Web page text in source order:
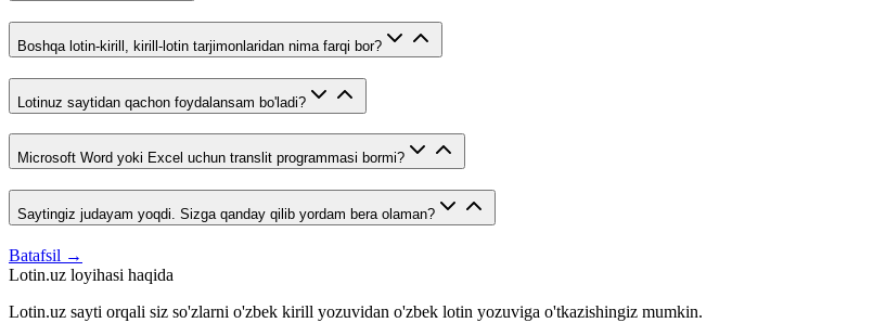
Boshqa lotin-kirill, kirill-lotin tarjimonlaridan nima farqi bor?
Lotinuz saytidan qachon foydalansam bo'ladi?
Microsoft Word yoki Excel uchun translit programmasi bormi?
Saytingiz judayam yoqdi. Sizga qanday qilib yordam bera olaman?
Batafsil →
Lotin.uz loyihasi haqida
Lotin.uz sayti orqali siz so'zlarni o'zbek kirill yozuvidan o'zbek lotin yozuviga o'tkazishingiz mumkin.